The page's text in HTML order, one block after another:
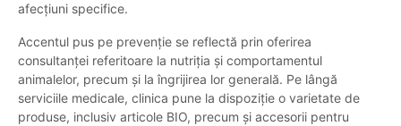
afecțiuni specifice.
Accentul pus pe prevenție se reflectă prin oferirea
consultanței referitoare la nutriția și comportamentul
animalelor, precum și la îngrijirea lor generală. Pe lângă
serviciile medicale, clinica pune la dispoziție o varietate de
produse, inclusiv articole BIO, precum și accesorii pentru